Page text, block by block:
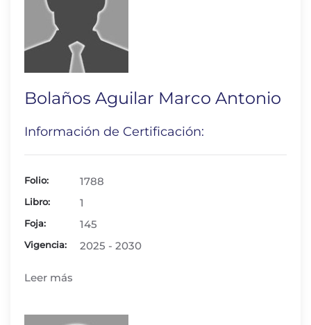
Bolaños Aguilar Marco Antonio
Información de Certificación:
Folio: 1788
Libro: 1
Foja: 145
Vigencia: 2025 - 2030
Leer más